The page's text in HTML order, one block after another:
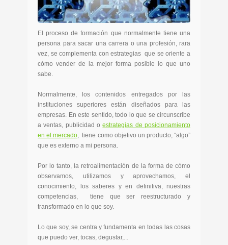
El proceso de formación que normalmente tiene una
persona para sacar una carrera o una profesión, rara
vez, se complementa con estrategias que se oriente a
cómo vender de la mejor forma posible lo que uno
sabe.
Normalmente, los contenidos entregados por las
instituciones superiores están diseñados para las
empresas. En este sentido, todo lo que se circunscribe
a ventas, publicidad oestrategias de posicionamiento
en el mercado , tiene como objetivo un producto, “algo”
que es externo a mi persona.
Por lo tanto, la retroalimentación de la forma de cómo
observamos, utilizamos y aprovechamos, el
conocimiento, los saberes y en definitiva, nuestras
competencias, tiene que ser reestructurado y
transformado en lo que soy.
Lo que soy, se centra y fundamenta en todas las cosas
que puedo ver, tocas, degustar,...